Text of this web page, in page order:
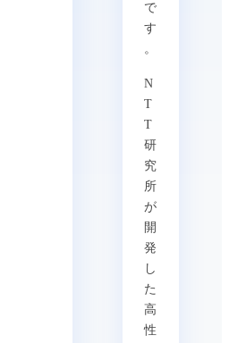
で
す
。
N
T
T
研
究
所
が
開
発
し
た
高
性